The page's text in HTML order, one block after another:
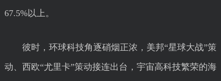
67.5%以上。
彼时，环球科技角逐硝烟正浓，美邦“星球大战”策
动、西欧“尤里卡”策动接连出台，宇宙高科技繁荣的海